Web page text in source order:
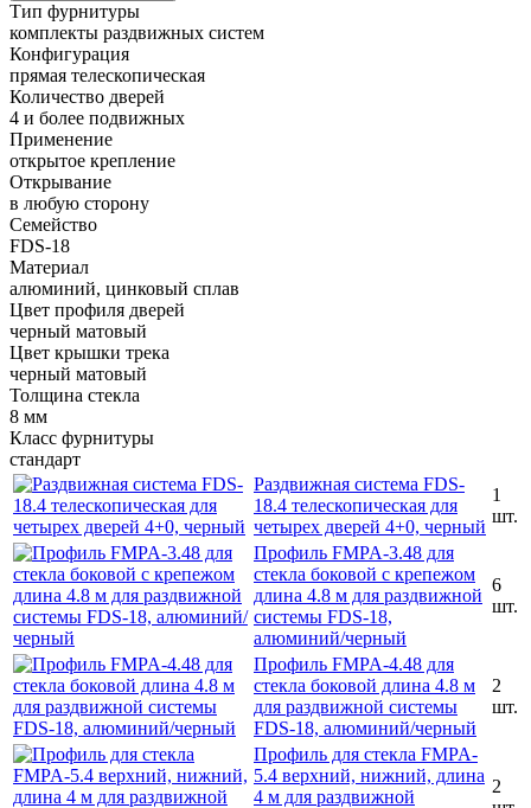
Тип фурнитуры
комплекты раздвижных систем
Конфигурация
прямая телескопическая
Количество дверей
4 и более подвижных
Применение
открытое крепление
Открывание
в любую сторону
Семейство
FDS-18
Материал
алюминий, цинковый сплав
Цвет профиля дверей
черный матовый
Цвет крышки трека
черный матовый
Толщина стекла
8 мм
Класс фурнитуры
стандарт
Раздвижная система FDS-
18.4 телескопическая для
четырех дверей 4+0, черный
1
шт.
Профиль FMPA-3.48 для
стекла боковой с крепежом
длина 4.8 м для раздвижной
системы FDS-18,
алюминий/черный
6
шт.
Профиль FMPA-4.48 для
стекла боковой длина 4.8 м
для раздвижной системы
FDS-18, алюминий/черный
2
шт.
Профиль для стекла FMPA-
5.4 верхний, нижний, длина
4 м для раздвижной
2